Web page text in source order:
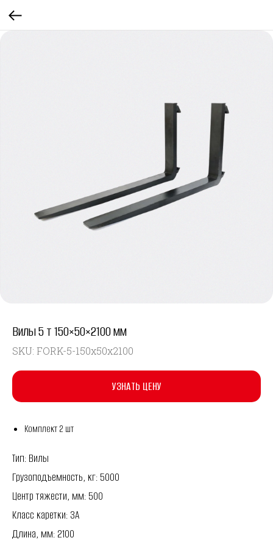
Вилы 5 т 150×50×2100 мм
SKU: FORK-5-150x50x2100
УЗНАТЬ ЦЕНУ
Комплект 2 шт
Тип: Вилы
Грузоподъемность, кг: 5000
Центр тяжести, мм: 500
Класс каретки: 3A
Длина, мм: 2100